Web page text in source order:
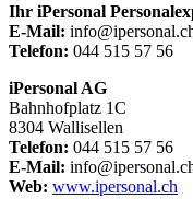
Ihr iPersonal
E-Mail:
Telefon: 044 515 57 56
iPersonal AG
Bahnhofplatz 1C
8304 Wallisellen
Telefon: 044 515 57 56
E-Mail:
Web: www.ipersonal.ch